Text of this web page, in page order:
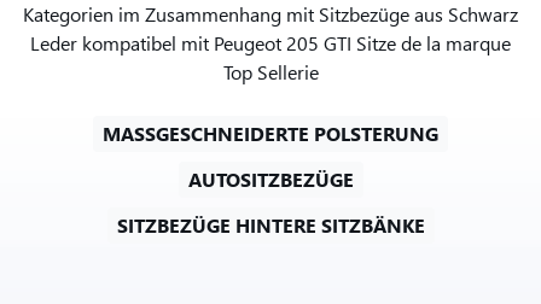
Kategorien im Zusammenhang mit Sitzbezüge aus Schwarz
Leder kompatibel mit Peugeot 205 GTI Sitze de la marque
Top Sellerie
MASSGESCHNEIDERTE POLSTERUNG
AUTOSITZBEZÜGE
SITZBEZÜGE HINTERE SITZBÄNKE